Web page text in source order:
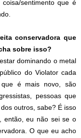
sentimento que é
conservadora que
sobre isso?
dominando o metal
do Violator cada
é mais novo, são
pessoas que
outros, sabe? É isso
então, eu não sei se o
O que eu acho